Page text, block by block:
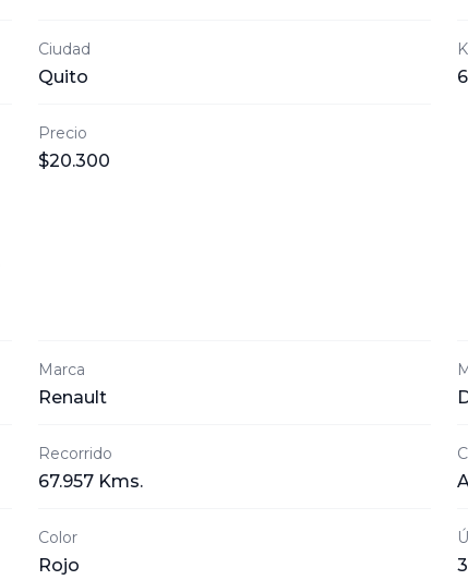
Ciudad
Quito
Precio
$20.300
Marca
Renault
Recorrido
67.957 Kms.
Color
Rojo 3